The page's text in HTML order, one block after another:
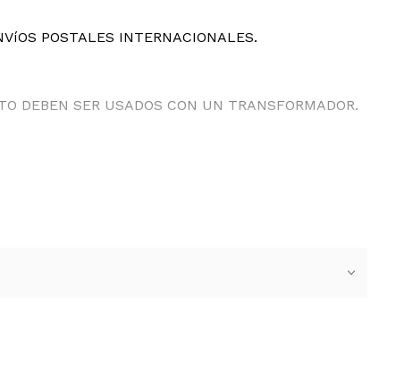
POSTALES INTERNACIONALES.
DEBEN SER USADOS CON UN TRANSFORMADOR.